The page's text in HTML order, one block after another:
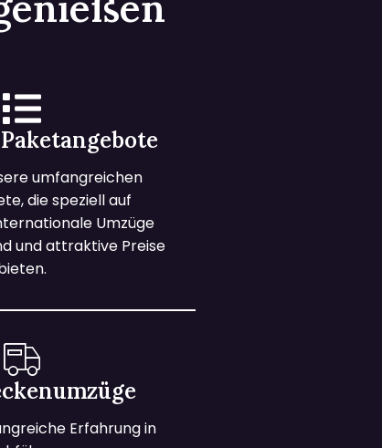
umfangreichen
die speziell auf
Umzüge
und attraktive Preise
Erfahrung in